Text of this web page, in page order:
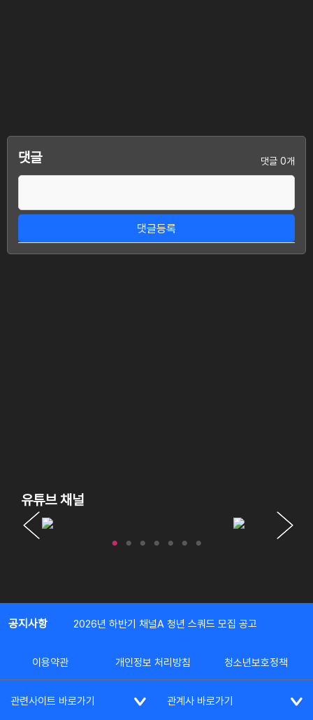
댓글 댓글 0개
댓글등록
유튜브 채널
공지사항 2026년 하반기 채널A 청년 스쿼드 모집 공고
이용약관 개인정보 처리방침 청소년보호정책
관련사이트 바로가기 관계사 바로가기